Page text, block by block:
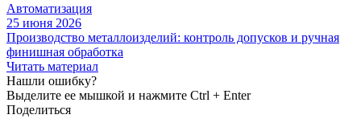
Автоматизация
25 июня 2026
Производство металлоизделий: контроль допусков и ручная
финишная обработка
Читать материал
Нашли ошибку?
Выделите ее мышкой и нажмите Ctrl + Enter
Поделиться